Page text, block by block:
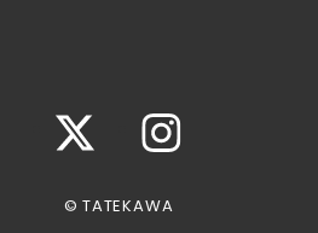
© TATEKAWA